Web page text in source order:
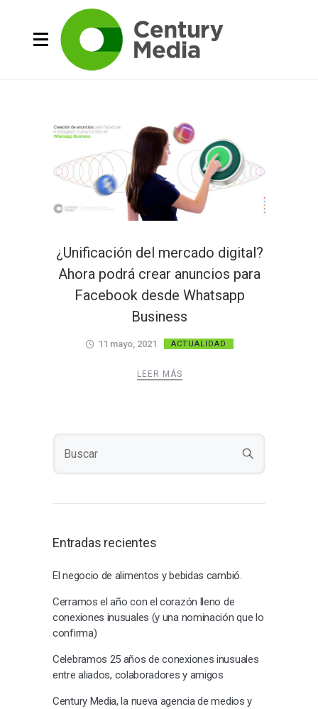
¿Unificación del mercado digital?
Ahora podrá crear anuncios para
Facebook desde Whatsapp
Business
11 mayo, 2021 ACTUALIDAD
LEER MÁS
Entradas recientes
El negocio de alimentos y bebidas cambió.
Cerramos el año con el corazón lleno de
conexiones inusuales (y una nominación que lo
confirma)
Celebramos 25 años de conexiones inusuales
entre aliados, colaboradores y amigos
Century Media, la nueva agencia de medios y